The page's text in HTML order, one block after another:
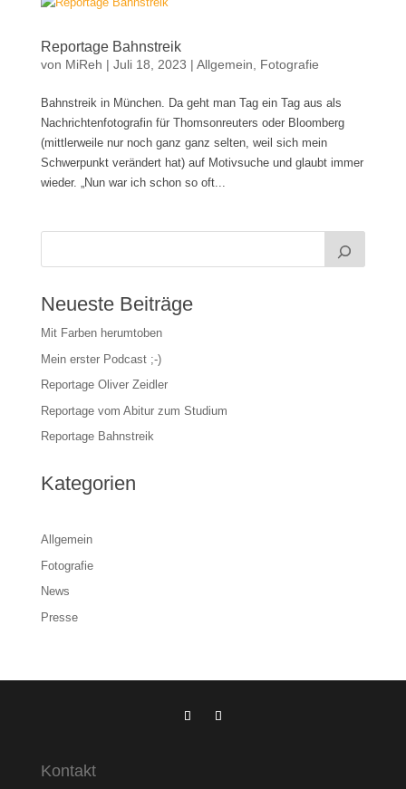
Reportage Bahnstreik
von MiReh | Juli 18, 2023 | Allgemein Fotografie
Bahnstreik in München. Da geht man Tag ein Tag aus als
Nachrichtenfotografin für Thomsonreuters oder Bloomberg
(mittlerweile nur noch ganz ganz selten, weil sich mein
Schwerpunkt verändert hat) auf Motivsuche und glaubt immer
wieder. „Nun war ich schon so oft...
Neueste Beiträge
Mit Farben herumtoben
Mein erster Podcast ;-)
Reportage Oliver Zeidler
Reportage vom Abitur zum Studium
Reportage Bahnstreik
Kategorien
Allgemein
Fotografie
News
Presse
Kontakt